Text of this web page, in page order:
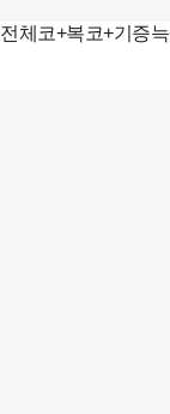
전체코+복코+기증